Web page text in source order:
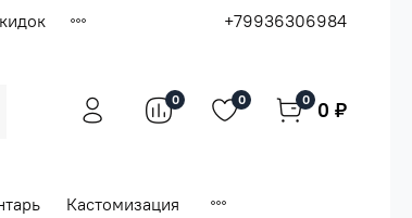
+79936306984
0 0 0 0 ₽
Кастомизация